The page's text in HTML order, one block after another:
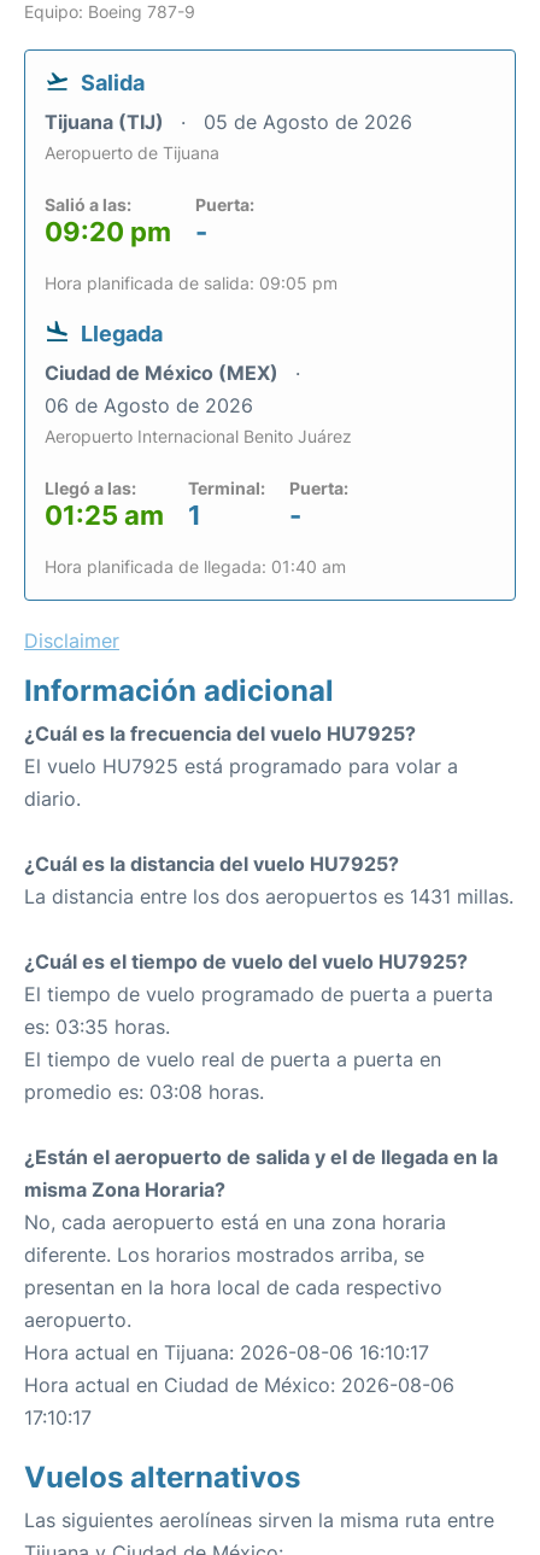
Equipo: Boeing 787-9
Salida
Tijuana (TIJ) 05 de Agosto de 2026
Aeropuerto de Tijuana
Salió a las:
09:20 pm
Puerta:
-
Hora planificada de salida: 09:05 pm
Llegada
Ciudad de México (MEX)
06 de Agosto de 2026
Aeropuerto Internacional Benito Juárez
Llegó a las:
01:25 am
Terminal:
1
Puerta:
-
Hora planificada de llegada: 01:40 am
Disclaimer
Información adicional
¿Cuál es la frecuencia del vuelo HU7925?
El vuelo HU7925 está programado para volar a
diario.
¿Cuál es la distancia del vuelo HU7925?
La distancia entre los dos aeropuertos es 1431 millas.
¿Cuál es el tiempo de vuelo del vuelo HU7925?
El tiempo de vuelo programado de puerta a puerta
es: 03:35 horas.
El tiempo de vuelo real de puerta a puerta en
promedio es: 03:08 horas.
¿Están el aeropuerto de salida y el de llegada en la
misma Zona Horaria?
No, cada aeropuerto está en una zona horaria
diferente. Los horarios mostrados arriba, se
presentan en la hora local de cada respectivo
aeropuerto.
Hora actual en Tijuana: 2026-08-06 16:10:17
Hora actual en Ciudad de México: 2026-08-06
17:10:17
Vuelos alternativos
Las siguientes aerolíneas sirven la misma ruta entre